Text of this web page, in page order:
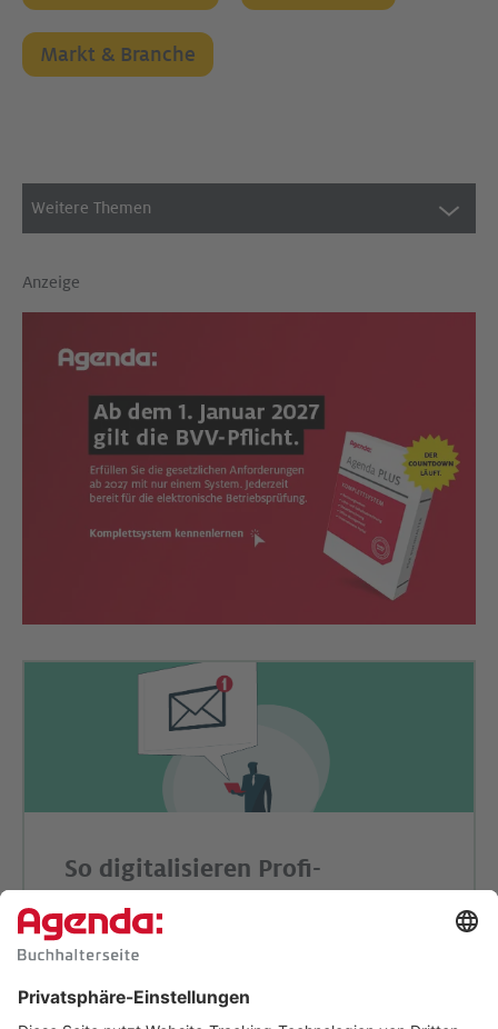
Markt & Branche
Weitere Themen
Anzeige
So digitalisieren Profi-
Buchhalter:
Machen Sie es nach.
Wer digitalisiert, braucht Klartext:
Ihnen konkrete Beispiele und liefern bewährte